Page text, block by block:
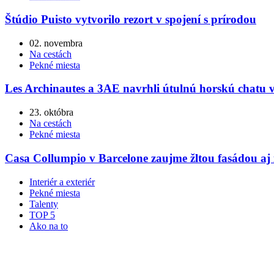
Štúdio Puisto vytvorilo rezort v spojení s prírodou
02. novembra
Na cestách
Pekné miesta
Les Archinautes a 3AE navrhli útulnú horskú chatu
23. októbra
Na cestách
Pekné miesta
Casa Collumpio v Barcelone zaujme žltou fasádou
Interiér a exteriér
Pekné miesta
Talenty
TOP 5
Ako na to